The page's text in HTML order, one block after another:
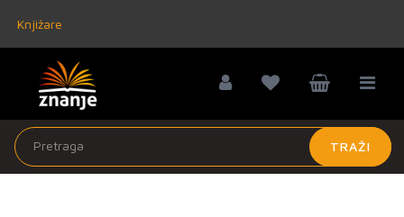
Knjižare
TRAŽI